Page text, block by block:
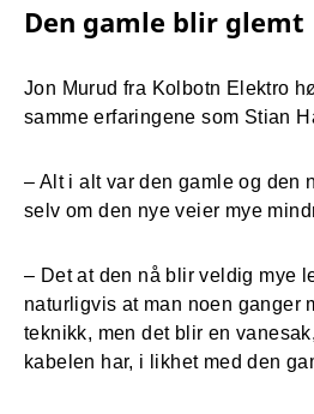
Den gamle blir glemt
Jon Murud fra Kolbotn Elektro
samme erfaringene som Stian
– Alt i alt var den gamle og den
selv om den nye veier mye
– Det at den nå blir veldig mye
naturligvis at man noen ganger
teknikk, men det blir en
kabelen har, i likhet med den